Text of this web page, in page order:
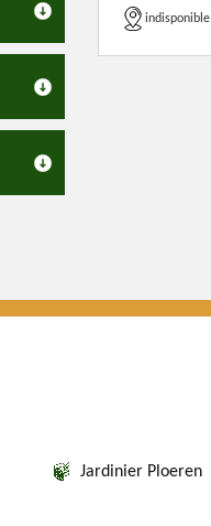
indisponible
Jardinier Ploeren